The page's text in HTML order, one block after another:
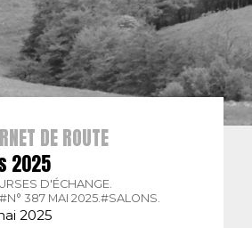
DE ROUTE
2025
D'ÉCHANGE.
#N° 387 MAI 2025. #SALONS.
2025